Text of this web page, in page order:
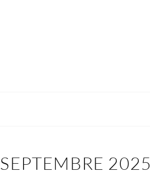
SEPTEMBRE 2025